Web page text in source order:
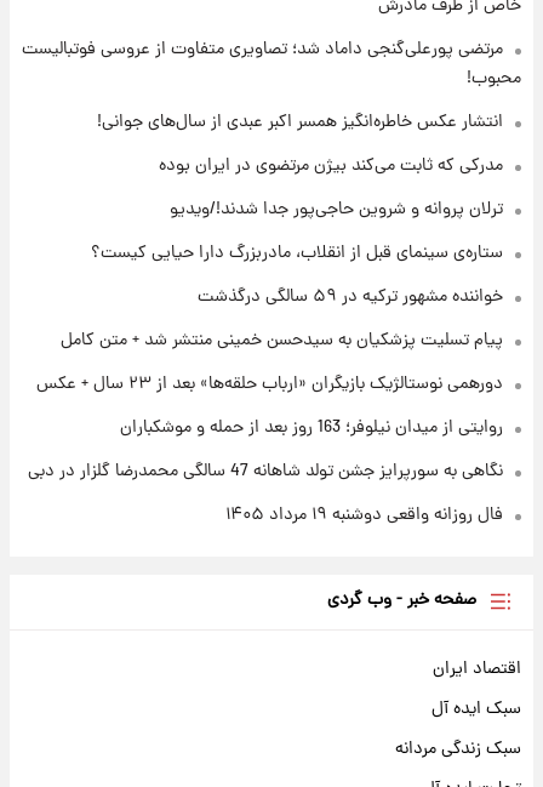
فال روزانه واقعی دوشنبه ۱۹ مرداد ۱۴۰۵
۱ روز پیش
شد
خاص از طرف مادرش
مرتضی پورعلی‌گنجی داماد شد؛ تصاویری متفاوت از عروسی فوتبالیست
محبوب!
انتشار عکس خاطره‌انگیز همسر اکبر عبدی از سال‌های جوانی!
مدرکی که ثابت می‌کند بیژن مرتضوی در ایران بوده
ترلان پروانه و شروین حاجی‌پور جدا شدند!/ویدیو
ستاره‌ی سینمای قبل از انقلاب، مادربزرگ دارا حیایی کیست؟
خواننده مشهور ترکیه در ۵۹ سالگی درگذشت
پیام تسلیت پزشکیان به سیدحسن خمینی منتشر شد + متن کامل
دورهمی نوستالژیک بازیگران «ارباب حلقه‌ها» بعد از ۲۳ سال + عکس
روایتی از میدان نیلوفر؛ 163 روز بعد از حمله و موشکباران
نگاهی به سورپرایز جشن تولد شاهانه 47 سالگی محمدرضا گلزار در دبی
فال روزانه واقعی دوشنبه ۱۹ مرداد ۱۴۰۵
صفحه خبر - وب گردی
اقتصاد ایران
سبک ایده آل
سبک زندگی مردانه